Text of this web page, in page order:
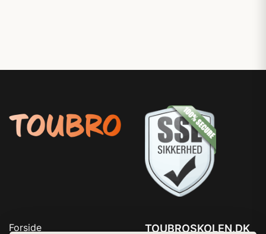
Forside TOUBROSKOLEN.DK